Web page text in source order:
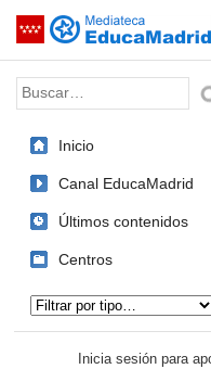
Saltar navegación
Palabra o frase:
Inicio
Canal EducaMadrid
Últimos contenidos
Centros
Inicia sesión para